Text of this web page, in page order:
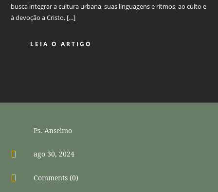
busca integrar a cultura urbana, suas linguagens e ritmos, ao culto e
à devoção a Cristo, […]
LEIA O ARTIGO
Ps. Anselmo
 ago 30, 2024
 Comments (0)